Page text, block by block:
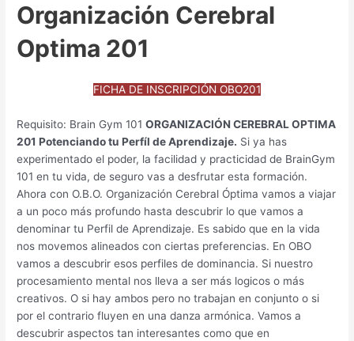
Organización Cerebral
Optima 201
FICHA DE INSCRIPCIÓN OBO201
Requisito: Brain Gym 101ORGANIZACIÓN CEREBRAL OPTIMA
201 Potenciando tu Perfíl de Aprendizaje. Si ya has
experimentado el poder, la facilidad y practicidad de BrainGym
101 en tu vida, de seguro vas a desfrutar esta formación.
Ahora con O.B.O. Organización Cerebral Óptima vamos a viajar
a un poco más profundo hasta descubrir lo que vamos a
denominar tu Perfil de Aprendizaje. Es sabido que en la vida
nos movemos alineados con ciertas preferencias. En OBO
vamos a descubrir esos perfiles de dominancia. Si nuestro
procesamiento mental nos lleva a ser más logicos o más
creativos. O si hay ambos pero no trabajan en conjunto o si
por el contrario fluyen en una danza armónica. Vamos a
descubrir aspectos tan interesantes como que en